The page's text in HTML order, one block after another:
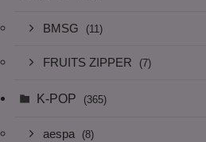
BMSG (11)
FRUITS ZIPPER (7)
K-POP (365)
aespa (8)